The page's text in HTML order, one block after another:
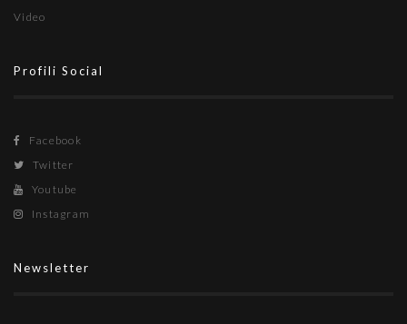
Video
Profili Social
Facebook
Twitter
Youtube
Instagram
Newsletter